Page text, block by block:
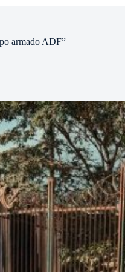
armado ADF”